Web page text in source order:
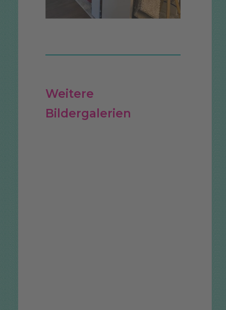
Weitere
Bildergalerien